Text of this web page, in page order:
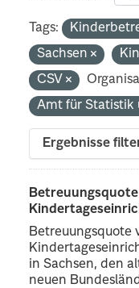
Tags:
Sachsen
CSV
Amt für Statistik
Ergebnisse
Betreuungsquote
in Sachsen, den
neuen